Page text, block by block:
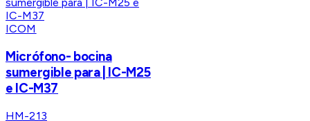
ICOM
Micrófono- bocina
sumergible para | IC-M25
e IC-M37
HM-213